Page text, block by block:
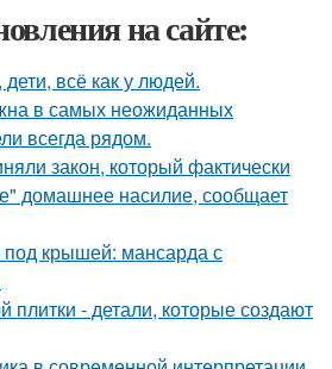
на сайте:
всё как у людей.
в самых неожиданных
всегда рядом.
закон, который фактически
домашнее насилие, сообщает
крышей: мансарда с
плитки - детали, которые создают